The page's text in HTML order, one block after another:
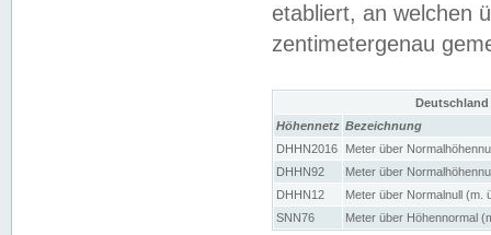
etabliert, an welchen
zentimetergenau
Höhennetz Bezeichnung
DHHN2016
Meter über
DHHN92
Meter über
DHHN12
Meter über Normalnull (m.
SNN76
Meter über Höhennormal